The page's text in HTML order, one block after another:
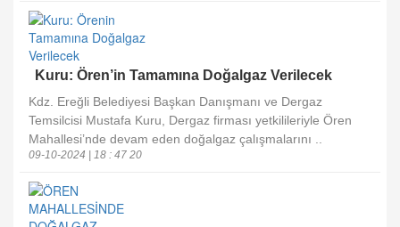
Kuru: Ören’in Tamamına Doğalgaz Verilecek
Kdz. Ereğli Belediyesi Başkan Danışmanı ve Dergaz
Temsilcisi Mustafa Kuru, Dergaz firması yetkilileriyle Ören
Mahallesi’nde devam eden doğalgaz çalışmalarını ..
09-10-2024 | 18 : 47 20